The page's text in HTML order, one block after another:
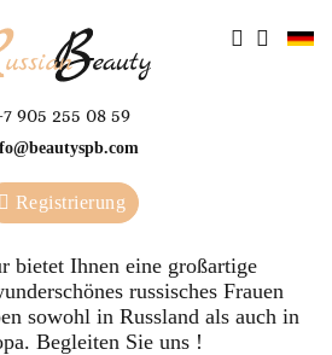
905 255 08 59
Registrierung
bietet Ihnen eine großartige
russisches Frauen
sowohl in Russland als auch in
Begleiten Sie uns !